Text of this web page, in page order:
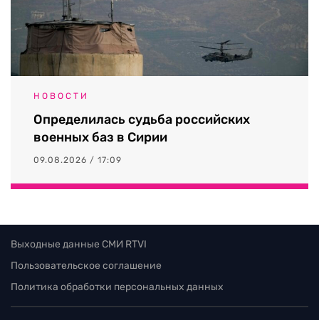
НОВОСТИ
Определилась судьба российских
военных баз в Сирии
09.08.2026 / 17:09
Выходные данные СМИ RTVI
Пользовательское соглашение
Политика обработки персональных данных